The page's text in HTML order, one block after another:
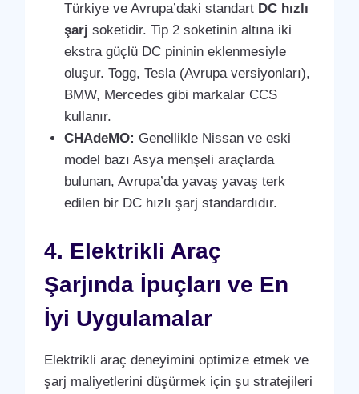
Türkiye ve Avrupa’daki standart DC hızlı
şarj soketidir. Tip 2 soketinin altına iki
ekstra güçlü DC pininin eklenmesiyle
oluşur. Togg, Tesla (Avrupa versiyonları),
BMW, Mercedes gibi markalar CCS
kullanır.
CHAdeMO: Genellikle Nissan ve eski
model bazı Asya menşeli araçlarda
bulunan, Avrupa’da yavaş yavaş terk
edilen bir DC hızlı şarj standardıdır.
4. Elektrikli Araç
Şarjında İpuçları ve En
İyi Uygulamalar
Elektrikli araç deneyimini optimize etmek ve
şarj maliyetlerini düşürmek için şu stratejileri